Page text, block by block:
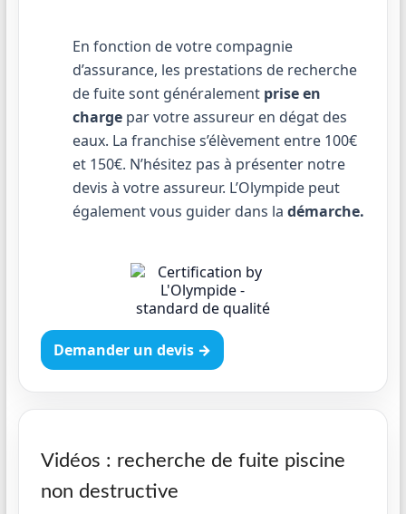
En fonction de votre compagnie
d’assurance, les prestations de recherche
de fuite sont généralement prise en
chargepar votre assureur en dégat des
eaux. La franchise s’élèvement entre 100€
et 150€. N’hésitez pas à présenter notre
devis à votre assureur. L’Olympide peut
également vous guider dans la démarche.
Demander un devis →
Vidéos : recherche de fuite piscine
non destructive